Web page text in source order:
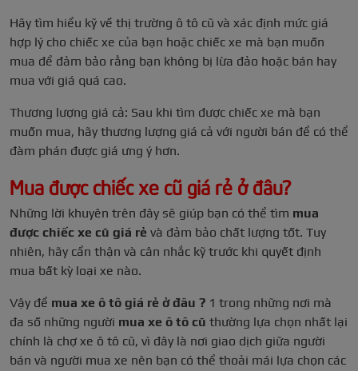
Hãy tìm hiểu kỹ về thị trường ô tô cũ và xác định mức giá
hợp lý cho chiếc xe của bạn hoặc chiếc xe mà bạn muốn
mua để đảm bảo rằng bạn không bị lừa đảo hoặc bán hay
mua với giá quá cao.
Thương lượng giá cả: Sau khi tìm được chiếc xe mà bạn
muốn mua, hãy thương lượng giá cả với người bán để có thể
đàm phán được giá ưng ý hơn.
Mua được chiếc xe cũ giá rẻ ở đâu?
Những lời khuyên trên đây sẽ giúp bạn có thể tìm mua
được chiếc xe cũ giá rẻ và đảm bảo chất lượng tốt. Tuy
nhiên, hãy cẩn thận và cân nhắc kỹ trước khi quyết định
mua bất kỳ loại xe nào.
Vậy để mua xe ô tô giá rẻ ở đâu ? 1 trong những nơi mà
đa số những người mua xe ô tô cũ thường lựa chọn nhất lại
chính là chợ xe ô tô cũ, vì đây là nơi giao dịch giữa người
bán và người mua xe nên bạn có thể thoải mái lựa chọn các